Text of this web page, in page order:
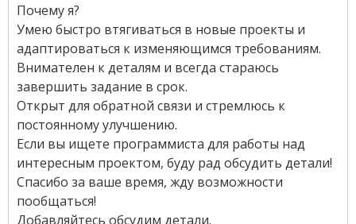
Почему я?
Умею быстро втягиваться в новые проекты и
адаптироваться к изменяющимся требованиям.
Внимателен к деталям и всегда стараюсь
завершить задание в срок.
Открыт для обратной связи и стремлюсь к
постоянному улучшению.
Если вы ищете программиста для работы над
интересным проектом, буду рад обсудить детали!
Спасибо за ваше время, жду возможности
пообщаться!
Добавляйтесь обсудим детали.